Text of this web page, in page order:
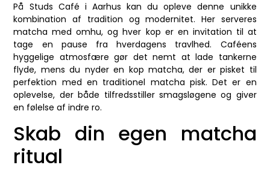
På Studs Café i Aarhus kan du opleve denne unikke
kombination af tradition og modernitet. Her serveres
matcha med omhu, og hver kop er en invitation til at
tage en pause fra hverdagens travlhed. Caféens
hyggelige atmosfære gør det nemt at lade tankerne
flyde, mens du nyder en kop matcha, der er pisket til
perfektion med en traditionel matcha pisk. Det er en
oplevelse, der både tilfredsstiller smagsløgene og giver
en følelse af indre ro.
Skab din egen matcha
ritual